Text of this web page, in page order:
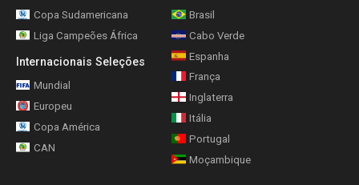
Copa Sudamericana
Liga Campeões África
Internacionais Seleções
Mundial
Europeu
Copa América
CAN
Brasil
Cabo Verde
Espanha
França
Inglaterra
Itália
Portugal
Moçambique